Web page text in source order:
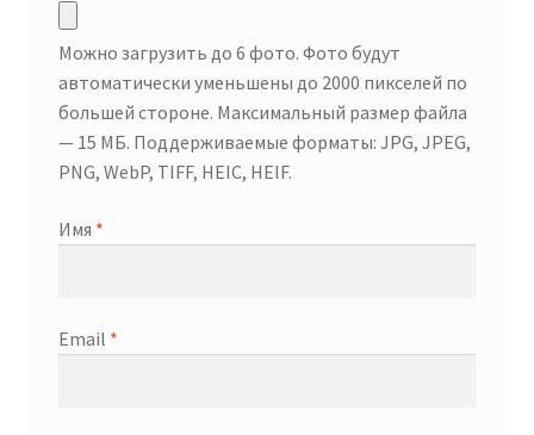
Можно загрузить до 6 фото. Фото будут
автоматически уменьшены до 2000 пикселей по
большей стороне. Максимальный размер файла
— 15 МБ. Поддерживаемые форматы: JPG, JPEG,
PNG, WebP, TIFF, HEIC, HEIF.
Имя *
Email *